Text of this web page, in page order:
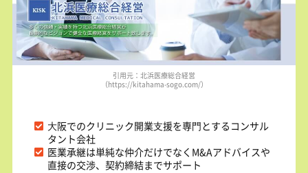
引用元：北浜医療総合経営
（https://kitahama-sogo.com/）
⼤阪でのクリニック開業⽀援を専⾨とするコンサル
タント会社
医業承継は単純な仲介だけでなくM&Aアドバイスや
直接の交渉、契約締結までサポート